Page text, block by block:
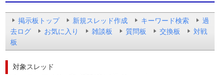
掲示板トップ 新規スレッド作成 キーワード検索
過
去ログ
お気に入り 雑談板 質問板 交換板
対戦
板
対象スレッド